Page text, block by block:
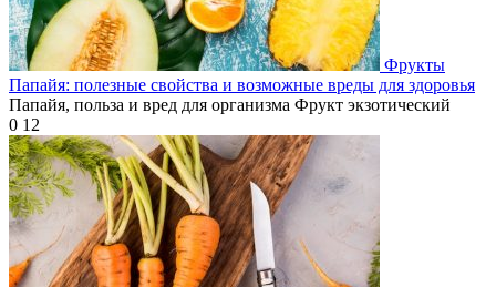
Фрукты
Папайя: полезные свойства и возможные вреды для здоровья
Папайя, польза и вред для организма Фрукт экзотический
0 12